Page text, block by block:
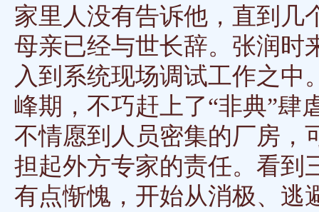
家里人没有告诉他，直到几
母亲已经与世长辞。张润时
入到系统现场调试工作之中
峰期，不巧赶上了“非典”肆
不情愿到人员密集的厂房，
担起外方专家的责任。看到
有点惭愧，开始从消极、逃